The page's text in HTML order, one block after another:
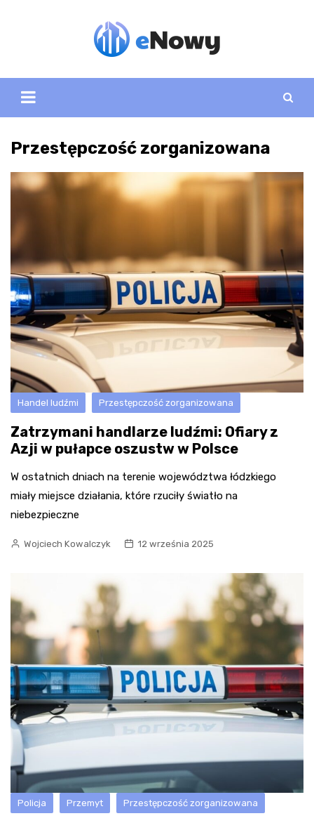
Przestępczość zorganizowana
Handel ludźmi Przestępczość zorganizowana
Zatrzymani handlarze ludźmi: Ofiary z
Azji w pułapce oszustw w Polsce
W ostatnich dniach na terenie województwa łódzkiego
miały miejsce działania, które rzuciły światło na
niebezpieczne
Wojciech Kowalczyk 12 września 2025
Policja Przemyt Przestępczość zorganizowana